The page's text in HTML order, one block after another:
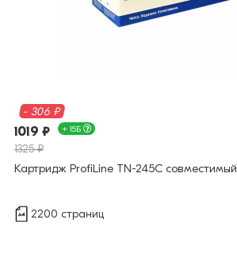
- 306 ₽
1019 ₽ + 15Б
1325 ₽
Картридж ProfiLine TN-245C совместимый
2200 страниц